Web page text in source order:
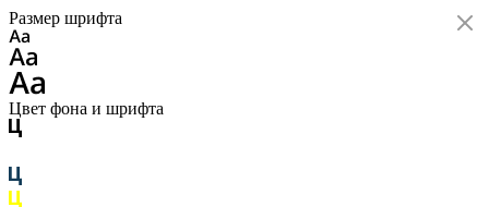
Размер шрифта
Цвет фона и шрифта